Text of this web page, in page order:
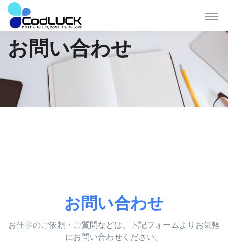
お問い合わせ
お問い合わせ
お仕事のご依頼・ご質問などは、下記フォームよりお気軽
にお問い合わせください。